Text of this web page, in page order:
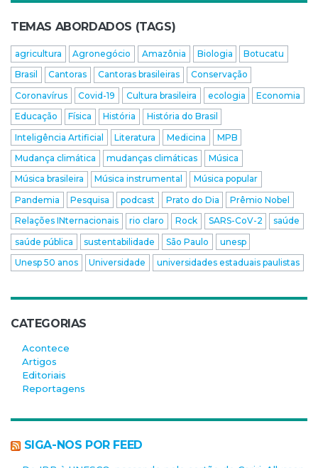
TEMAS ABORDADOS (TAGS)
agricultura Agronegócio Amazônia Biologia
Botucatu
Brasil
Cantoras Cantoras brasileiras
Conservação
Coronavírus
Covid-19 Cultura brasileira ecologia
Economia
Educação
Física História
História do Brasil
Inteligência Artificial
Literatura Medicina
MPB
Mudança climática
mudanças climáticas
Música
Música brasileira
Música instrumental
Música popular
Pandemia
Pesquisa podcast Prato do Dia
Prêmio Nobel
Relações INternacionais
rio claro Rock SARS-CoV-2
saúde
saúde pública
sustentabilidade São Paulo
unesp
Unesp 50 anos
Universidade universidades estaduais paulistas
CATEGORIAS
Acontece
Artigos
Editoriais
Reportagens
SIGA-NOS POR FEED